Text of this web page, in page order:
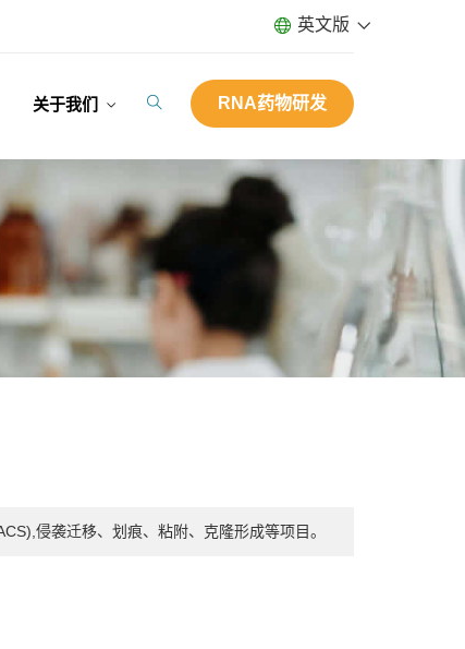
英文版
关于我们 RNA药物研发
侵袭迁移、划痕、粘附、克隆形成等项目。